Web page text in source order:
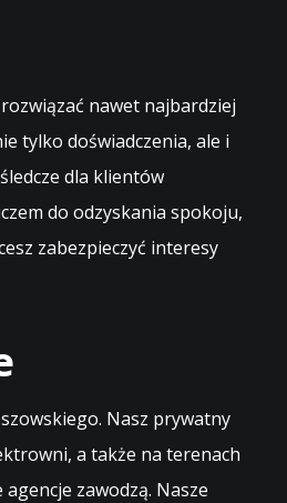
nawet najbardziej
tylko doświadczenia, ale i
dla klientów
do odzyskania spokoju,
zabezpieczyć interesy
Nasz prywatny
a także na terenach
zawodzą. Nasze